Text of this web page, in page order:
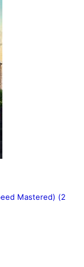
Mastered) (2